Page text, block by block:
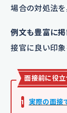
場合の対処法を
例文も豊富に
接官に良い印象
面接前に役
1
実際の面接